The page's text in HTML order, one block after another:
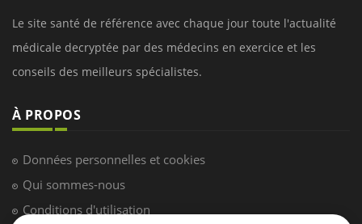
Le site santé de référence avec chaque jour toute l'actualité
médicale decryptée par des médecins en exercice et les
conseils des meilleurs spécialistes.
À PROPOS
Données personnelles et cookies
Qui sommes-nous
Conditions d'utilisation